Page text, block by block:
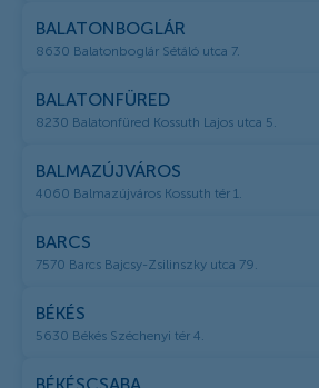
BALATONBOGLÁR
8630 Balatonboglár Sétáló utca 7.
BALATONFÜRED
8230 Balatonfüred Kossuth Lajos utca 5.
BALMAZÚJVÁROS
4060 Balmazújváros Kossuth tér 1.
BARCS
7570 Barcs Bajcsy-Zsilinszky utca 79.
BÉKÉS
5630 Békés Széchenyi tér 4.